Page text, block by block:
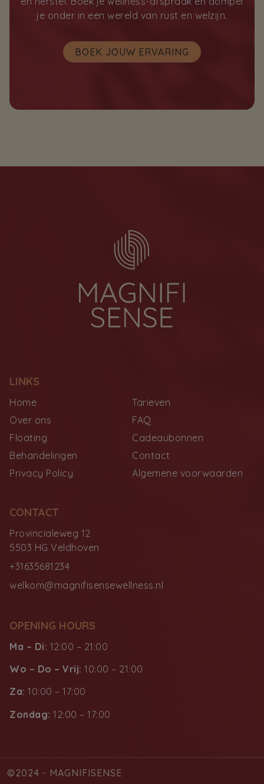
je onder in een wereld van rust en welzijn.
BOEK JOUW ERVARING
LINKS
Home
Over ons
Floating
Behandelingen
Privacy Policy
Tarieven
Cadeaubonnen
FAQ
Contact
Algemene voorwaarden
CONTACT
Provincialeweg 12
5503 HG Veldhoven
+31635681234
welkom@magnifisensewellness.nl
OPENING HOURS
Ma – Di: 12:00 – 21:00
Wo – Do – Vrij: 10:00 – 21:00
Za: 10:00 – 17:00
Zondag: 12:00 – 17:00
©2024 - MAGNIFISENSE